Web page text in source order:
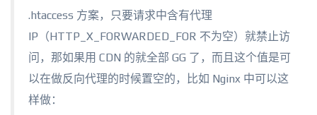
.htaccess 方案，只要请求中含有代理
IP（HTTP_X_FORWARDED_FOR 不为空）就禁止访
问，那如果用 CDN 的就全部 GG 了，而且这个值是可
以在做反向代理的时候置空的，比如 Nginx 中可以这
样做：